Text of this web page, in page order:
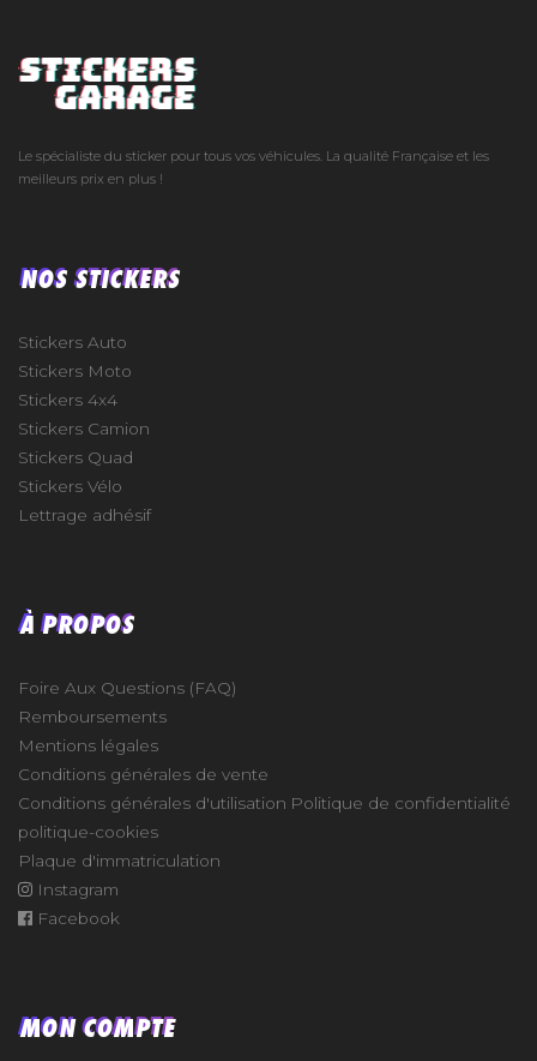
Le spécialiste du sticker pour tous vos véhicules. La qualité Française et les
meilleurs prix en plus !
NOS STICKERS
Stickers Auto
Stickers Moto
Stickers 4x4
Stickers Camion
Stickers Quad
Stickers Vélo
Lettrage adhésif
À PROPOS
Foire Aux Questions (FAQ)
Remboursements
Mentions légales
Conditions générales de vente
Conditions générales d'utilisation Politique de confidentialité
politique-cookies
Plaque d'immatriculation
Instagram
Facebook
MON COMPTE